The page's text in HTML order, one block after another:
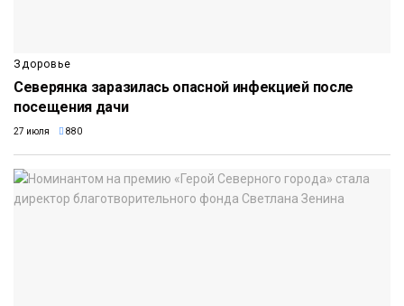
Здоровье
Северянка заразилась опасной инфекцией после
посещения дачи
27 июля 880